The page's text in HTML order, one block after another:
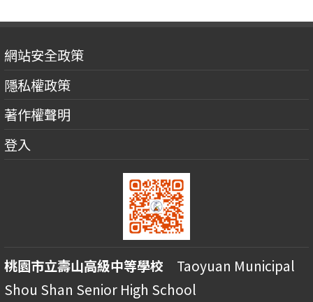
網站安全政策
隱私權政策
著作權聲明
登入
桃園市立壽山高級中等學校 Taoyuan Municipal
Shou Shan Senior High School